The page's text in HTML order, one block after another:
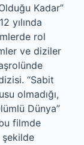
Kadar”
yılında
rol
ve diziler
“Sabit
olmadığı,
Dünya”
filmde
şekilde